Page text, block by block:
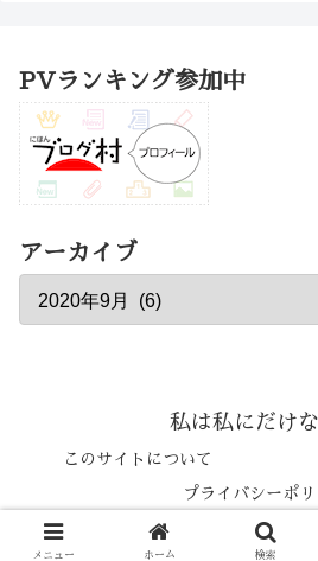
PVランキング参加中
アーカイブ
私は私にだけ
このサイトについて
プライバシーポ
© 2019 Yayoi
メニュー ホーム 検索